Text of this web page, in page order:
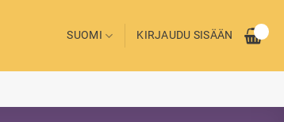
SUOMI KIRJAUDU SISÄÄN